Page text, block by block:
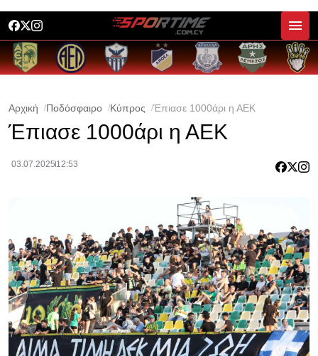
Αρχική Ποδόσφαιρο Κύπρος Έπιασε 1000άρι η ΑΕΚ
Έπιασε 1000άρι η ΑΕΚ
03.07.2025 12:53